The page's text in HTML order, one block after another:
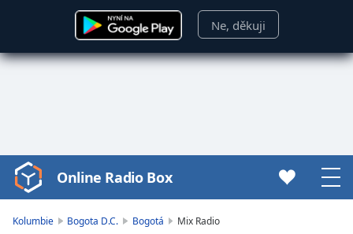
Ne, děkuji
Video
Player
Online Radio Box
Kolumbie Bogota D.C. Bogotá Mix Radio